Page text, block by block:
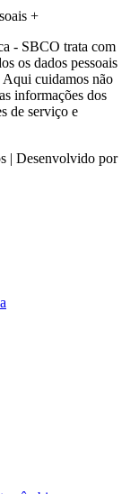
+
- SBCO trata com
os dados pessoais
Aqui cuidamos não
informações dos
de serviço e
| Desenvolvido por